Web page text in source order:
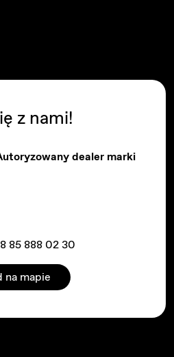
z nami!
dealer marki
85 888 02 30
na mapie